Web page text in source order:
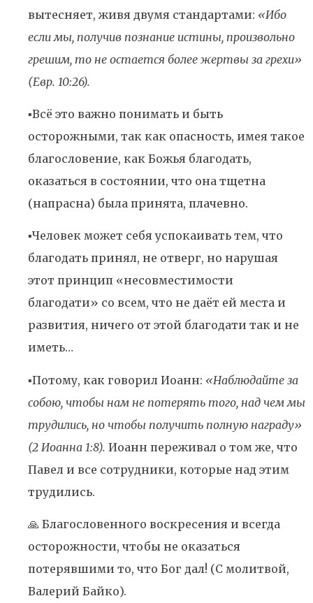
вытесняет, живя двумя стандартами: «Ибо
если мы, получив познание истины, произвольно
грешим, то не остается более жертвы за грехи»
(Евр. 10:26).
▪️Всё это важно понимать и быть
осторожными, так как опасность, имея такое
благословение, как Божья благодать,
оказаться в состоянии, что она тщетна
(напрасна) была принята, плачевно.
▪️Человек может себя успокаивать тем, что
благодать принял, не отверг, но нарушая
этот принцип «несовместимости
благодати» со всем, что не даёт ей места и
развития, ничего от этой благодати так и не
иметь…
▪️Потому, как говорил Иоанн: «Наблюдайте за
собою, чтобы нам не потерять того, над чем мы
трудились, но чтобы получить полную награду»
(2 Иоанна 1:8). Иоанн переживал о том же, что
Павел и все сотрудники, которые над этим
трудились.
🙏 Благословенного воскресения и всегда
осторожности, чтобы не оказаться
потерявшими то, что Бог дал! (С молитвой,
Валерий Байко).